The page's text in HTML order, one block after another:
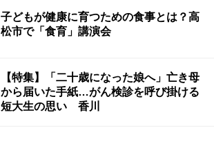
子どもが健康に育つための食事とは？高
松市で「食育」講演会
【特集】「二十歳になった娘へ」亡き母
から届いた手紙…がん検診を呼び掛ける
短大生の思い 香川